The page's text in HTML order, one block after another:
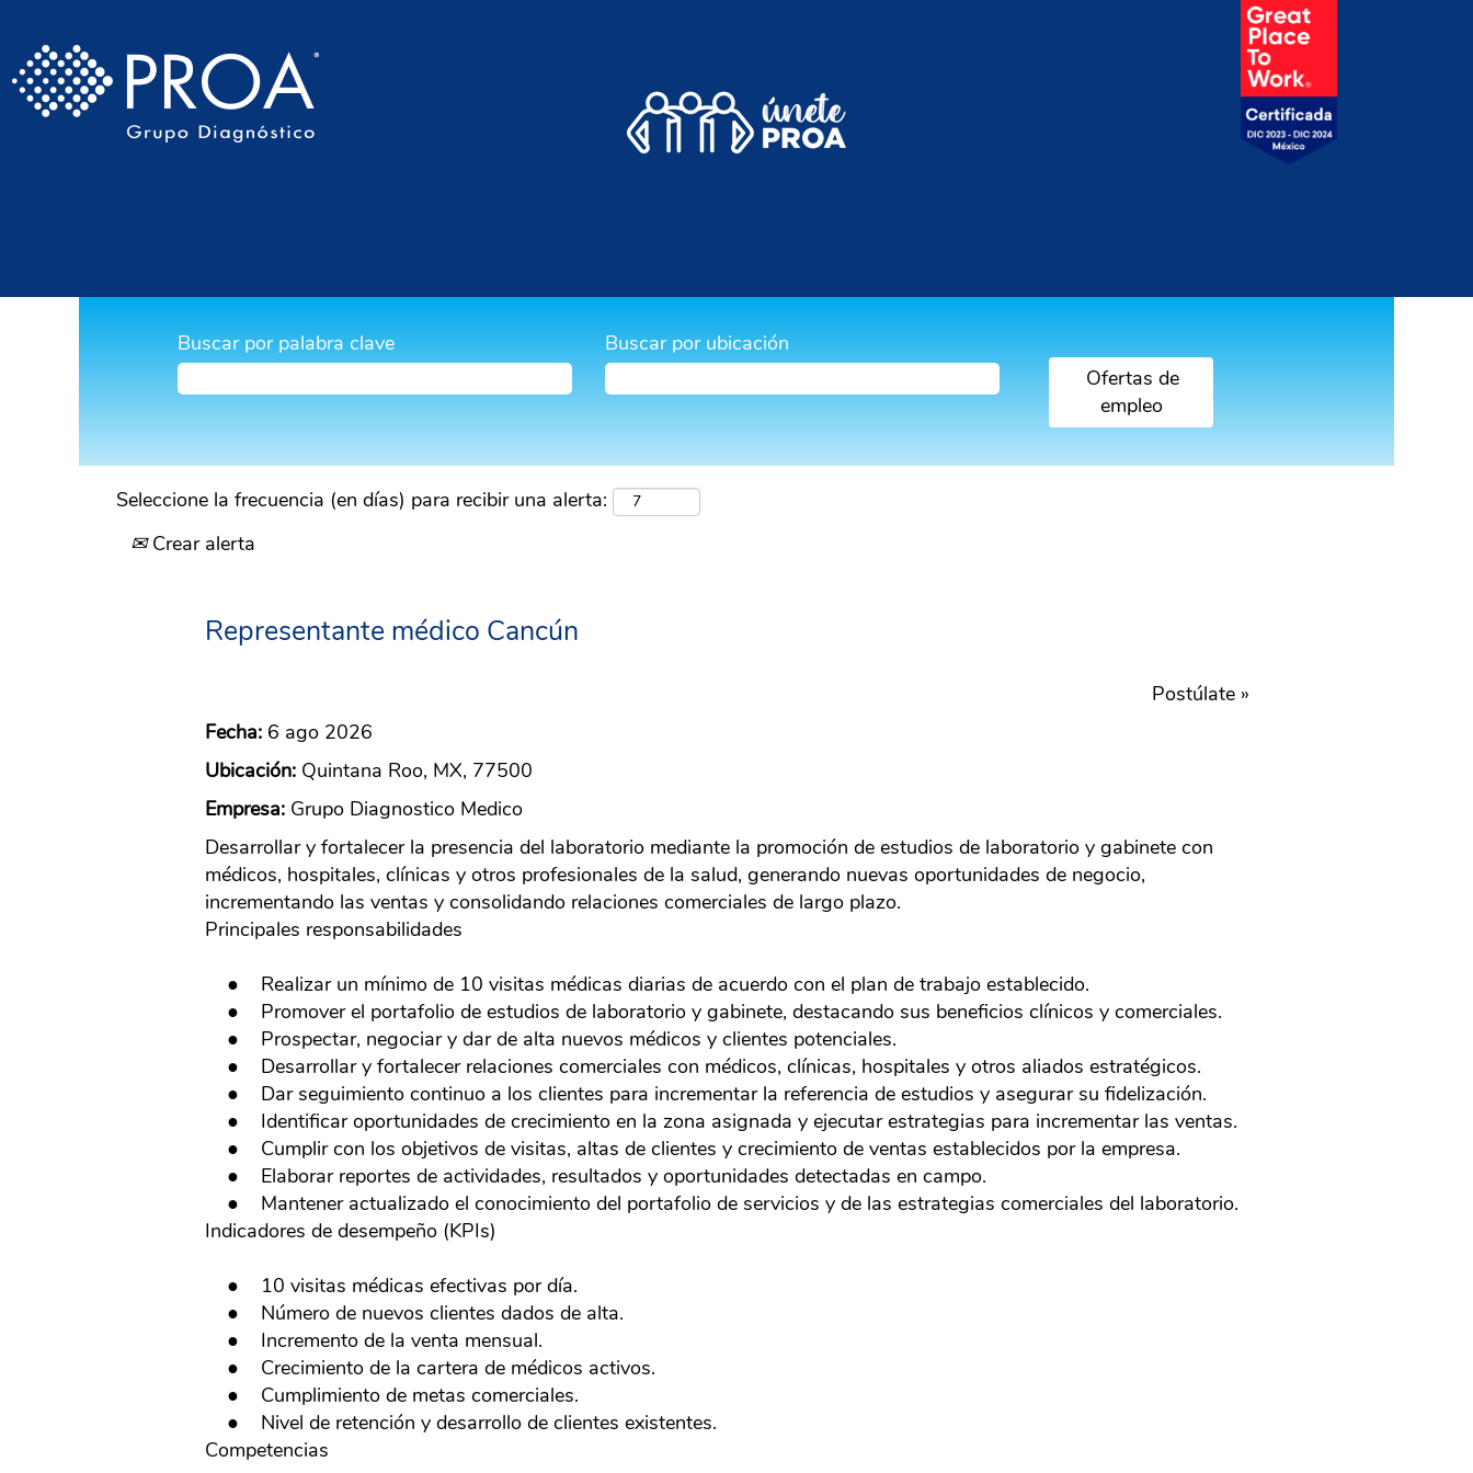
Buscar por palabra clave Buscar por ubicación
Seleccione la frecuencia (en días) para recibir una alerta:
Crear alerta
Representante médico Cancún
Postúlate »
Fecha: 6 ago 2026
Ubicación: Quintana Roo, MX, 77500
Empresa: Grupo Diagnostico Medico
Desarrollar y fortalecer la presencia del laboratorio mediante la promoción de estudios de laboratorio y gabinete con
médicos, hospitales, clínicas y otros profesionales de la salud, generando nuevas oportunidades de negocio,
incrementando las ventas y consolidando relaciones comerciales de largo plazo.
Principales responsabilidades
● Realizar un mínimo de 10 visitas médicas diarias de acuerdo con el plan de trabajo establecido.
● Promover el portafolio de estudios de laboratorio y gabinete, destacando sus beneficios clínicos y comerciales.
● Prospectar, negociar y dar de alta nuevos médicos y clientes potenciales.
● Desarrollar y fortalecer relaciones comerciales con médicos, clínicas, hospitales y otros aliados estratégicos.
● Dar seguimiento continuo a los clientes para incrementar la referencia de estudios y asegurar su fidelización.
● Identificar oportunidades de crecimiento en la zona asignada y ejecutar estrategias para incrementar las ventas.
● Cumplir con los objetivos de visitas, altas de clientes y crecimiento de ventas establecidos por la empresa.
● Elaborar reportes de actividades, resultados y oportunidades detectadas en campo.
● Mantener actualizado el conocimiento del portafolio de servicios y de las estrategias comerciales del laboratorio.
Indicadores de desempeño (KPIs)
● 10 visitas médicas efectivas por día.
● Número de nuevos clientes dados de alta.
● Incremento de la venta mensual.
● Crecimiento de la cartera de médicos activos.
● Cumplimiento de metas comerciales.
● Nivel de retención y desarrollo de clientes existentes.
Competencias